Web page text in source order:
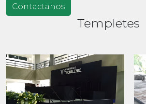
Contactanos
Templetes